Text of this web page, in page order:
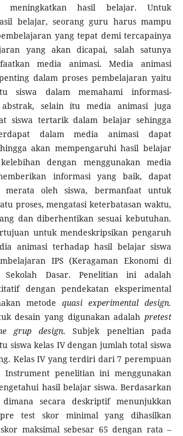
meningkatkan hasil belajar. Untuk
belajar, seorang guru harus mampu
yang tepat demi tercapainya
yang akan dicapai, salah satunya
media animasi. Media animasi
dalam proses pembelajaran yaitu
siswa dalam memahami informasi-
selain itu media animasi juga
siswa tertarik dalam belajar sehingga
dalam media animasi dapat
akan mempengaruhi hasil belajar
dengan menggunakan media
informasi yang baik, dapat
merata oleh siswa, bermanfaat untuk
proses, mengatasi keterbatasan waktu,
dan diberhentikan sesuai kebutuhan.
untuk mendeskripsikan pengaruh
animasi terhadap hasil belajar siswa
IPS (Keragaman Ekonomi di
Dasar. Penelitian ini adalah
dengan pendekatan eksperimental
metodequasi experimental design.
desain yang digunakan adalahpretest
grup design. Subjek peneltian pada
siswa kelas IV dengan jumlah total siswa
Kelas IV yang terdiri dari 7 perempuan
penelitian ini menggunakan
hasil belajar siswa. Berdasarkan
secara deskriptif menunjukkan
test skor minimal yang dihasilkan
maksimal sebesar 65 dengan rata –